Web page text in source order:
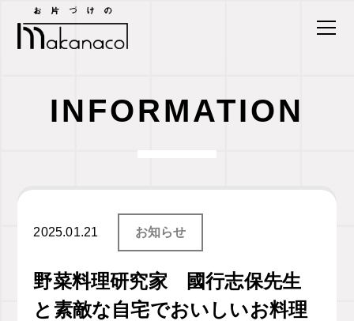
INFORMATION
2025.01.21 お知らせ
野菜料理研究家 國行志保先生
と素敵な自宅でおいしいお料理